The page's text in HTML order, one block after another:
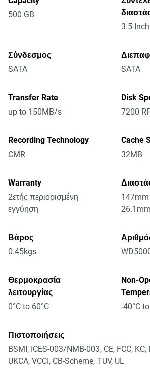
500 GB
3.5-Inch
Σύνδεσμος
SATA
SATA
Transfer Rate
up to 150MB/s
Disk
7200
Recording Technology
CMR
Cache
32MB
Warranty
2ετής περιορισμένη
εγγύηση
26.1mm
Βάρος
0.45kgs
Θερμοκρασία
λειτουργίας
0°C to 60°C
Non-
-40°C
Πιστοποιήσεις
BSMI, ICES-003/NMB-003, CE, FCC,
UKCA, VCCI, CB-Scheme, TUV, UL